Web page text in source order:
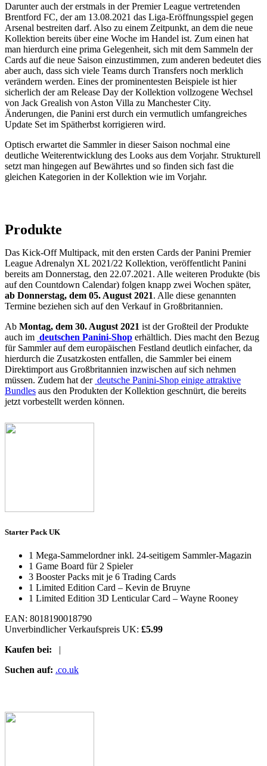
Darunter auch der erstmals in der Premier League vertretenden
Brentford FC, der am 13.08.2021 das Liga-Eröffnungsspiel gegen
Arsenal bestreiten darf. Also zu einem Zeitpunkt, an dem die neue
Kollektion bereits über eine Woche im Handel ist. Zum einen hat
man hierdurch eine prima Gelegenheit, sich mit dem Sammeln der
Cards auf die neue Saison einzustimmen, zum anderen bedeutet dies
aber auch, dass sich viele Teams durch Transfers noch merklich
verändern werden. Eines der prominentesten Beispiele ist hier
sicherlich der am Release Day der Kollektion vollzogene Wechsel
von Jack Grealish von Aston Villa zu Manchester City.
Änderungen, die Panini erst durch ein vermutlich umfangreiches
Update Set im Spätherbst korrigieren wird.
Optisch erwartet die Sammler in dieser Saison nochmal eine
deutliche Weiterentwicklung des Looks aus dem Vorjahr. Strukturell
setzt man hingegen auf Bewährtes und so finden sich fast die
gleichen Kategorien in der Kollektion wie im Vorjahr.
Produkte
Das Kick-Off Multipack, mit den ersten Cards der Panini Premier
League Adrenalyn XL 2021/22 Kollektion, veröffentlicht Panini
bereits am Donnerstag, den 22.07.2021. Alle weiteren Produkte (bis
auf den Countdown Calendar) folgen knapp zwei Wochen später,
ab Donnerstag, dem 05. August 2021. Alle diese genannten
Termine beziehen sich auf den Verkauf in Großbritannien.
Ab Montag, dem 30. August 2021 ist der Großteil der Produkte
auch im deutschen Panini-Shop erhältlich. Dies macht den Bezug
für Sammler auf dem europäischen Festland deutlich einfacher, da
hierdurch die Zusatzkosten entfallen, die Sammler bei einem
Direktimport aus Großbritannien inzwischen auf sich nehmen
müssen. Zudem hat der deutsche Panini-Shop einige attraktive
Bundles aus den Produkten der Kollektion geschnürt, die bereits
jetzt vorbestellt werden können.
Starter Pack UK
1 Mega-Sammelordner inkl. 24-seitigem Sammler-Magazin
1 Game Board für 2 Spieler
3 Booster Packs mit je 6 Trading Cards
1 Limited Edition Card – Kevin de Bruyne
1 Limited Edition 3D Lenticular Card – Wayne Rooney
EAN: 8018190018790
Unverbindlicher Verkaufspreis UK: £5.99
Kaufen bei:
|
Suchen auf: .co.uk